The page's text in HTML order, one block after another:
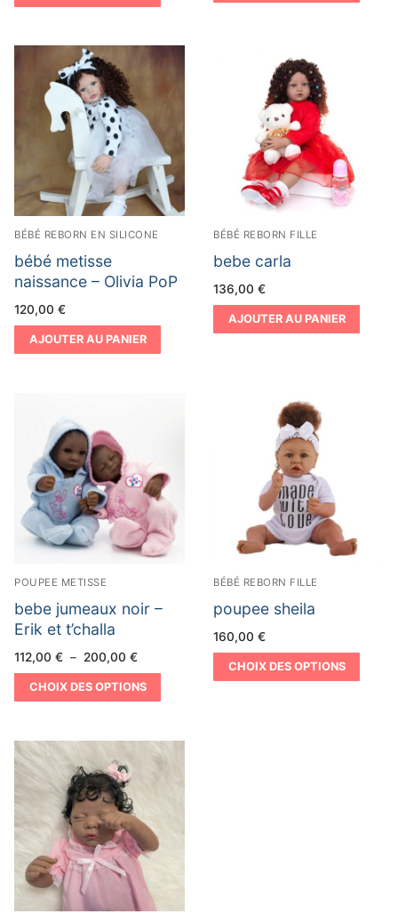
BÉBÉ REBORN EN SILICONE
bébé metisse
naissance – Olivia PoP
120,00 €
AJOUTER AU PANIER
BÉBÉ REBORN FILLE
bebe carla
136,00 €
AJOUTER AU PANIER
POUPEE METISSE
bebe jumeaux noir –
Erik et t’challa
112,00 € – 200,00 €Plage
prix :
112,00 €
à
CHOIX DES OPTIONS
BÉBÉ REBORN FILLE
poupee sheila
160,00 €
CHOIX DES OPTIONS